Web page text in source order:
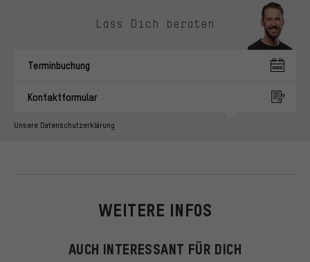
Lass Dich beraten
Terminbuchung
Kontaktformular
Unsere Datenschutzerklärung
WEITERE INFOS
AUCH INTERESSANT FÜR DICH